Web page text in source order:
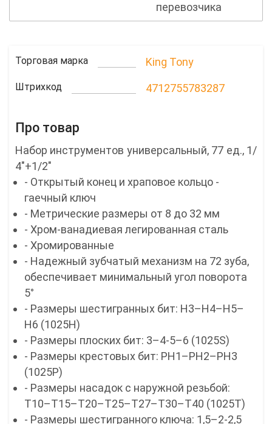
перевозчика
Торговая марка King Tony
Штрихкод 4712755783287
Про товар
Набор инструментов универсальный, 77 ед., 1/
4"+1/2"
- Открытый конец и храповое кольцо -
гаечный ключ
- Метрические размеры от 8 до 32 мм
- Хром-ванадиевая легированная сталь
- Хромированные
- Надежный зубчатый механизм на 72 зуба,
обеспечивает минимальный угол поворота
5°
- Размеры шестигранных бит: H3–H4–H5–
H6 (1025H)
- Размеры плоских бит: 3–4-5–6 (1025S)
- Размеры крестовых бит: PH1–PH2–PH3
(1025P)
- Размеры насадок с наружной резьбой:
T10–T15–T20–T25–T27–T30–T40 (1025T)
- Размеры шестигранного ключа: 1,5–2-2,5